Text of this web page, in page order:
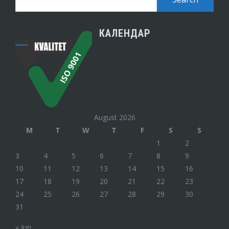
КАЛЕНДАР
August 2026
M
T W T F S
S
1
2
3
4 5 6 7 8
9
10
11 12 13 14 15
16
17
18 19 20 21 22
23
24
25 26 27 28 29
30
31